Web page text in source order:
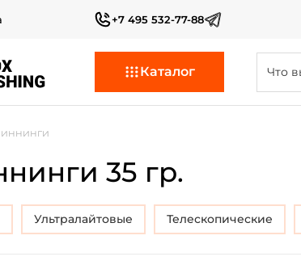
+7 495 532-77-88
Каталог
35 гр.
Ультралайтовые Телескопические